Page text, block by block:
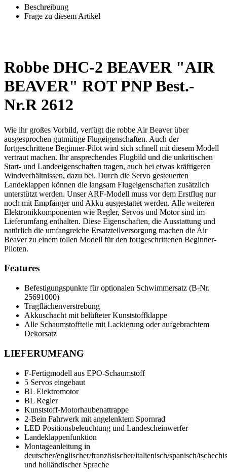
Beschreibung
Frage zu diesem Artikel
Robbe DHC-2 BEAVER "AIR
BEAVER" ROT PNP Best.-
Nr.R 2612
Wie ihr großes Vorbild, verfügt die robbe Air Beaver über
ausgesprochen gutmütige Flugeigenschaften. Auch der
fortgeschrittene Beginner-Pilot wird sich schnell mit diesem Modell
vertraut machen. Ihr ansprechendes Flugbild und die unkritischen
Start- und Landeeigenschaften tragen, auch bei etwas kräftigeren
Windverhältnissen, dazu bei. Durch die Servo gesteuerten
Landeklappen können die langsam Flugeigenschaften zusätzlich
unterstützt werden. Unser ARF-Modell muss vor dem Erstflug nur
noch mit Empfänger und Akku ausgestattet werden. Alle weiteren
Elektronikkomponenten wie Regler, Servos und Motor sind im
Lieferumfang enthalten. Diese Eigenschaften, die Ausstattung und
natürlich die umfangreiche Ersatzteilversorgung machen die Air
Beaver zu einem tollen Modell für den fortgeschrittenen Beginner-
Piloten.
Features
Befestigungspunkte für optionalen Schwimmersatz (B-Nr.
25691000)
Tragflächenverstrebung
Akkuschacht mit belüfteter Kunststoffklappe
Alle Schaumstoffteile mit Lackierung oder aufgebrachtem
Dekorsatz
LIEFERUMFANG
F-Fertigmodell aus EPO-Schaumstoff
5 Servos eingebaut
BL Elektromotor
BL Regler
Kunststoff-Motorhaubenattrappe
2-Bein Fahrwerk mit angelenktem Spornrad
LED Positionsbeleuchtung und Landescheinwerfer
Landeklappenfunktion
Montageanleitung in
deutscher/englischer/französischer/italienisch/spanisch/
und holländischer Sprache